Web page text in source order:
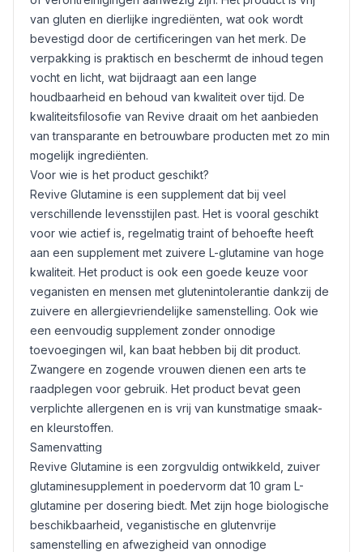
van gluten en dierlijke ingrediënten, wat ook wordt
bevestigd door de certificeringen van het merk. De
verpakking is praktisch en beschermt de inhoud tegen
vocht en licht, wat bijdraagt aan een lange
houdbaarheid en behoud van kwaliteit over tijd. De
kwaliteitsfilosofie van Revive draait om het aanbieden
van transparante en betrouwbare producten met zo min
mogelijk ingrediënten.
Voor wie is het product geschikt?
Revive Glutamine is een supplement dat bij veel
verschillende levensstijlen past. Het is vooral geschikt
voor wie actief is, regelmatig traint of behoefte heeft
aan een supplement met zuivere L-glutamine van hoge
kwaliteit. Het product is ook een goede keuze voor
veganisten en mensen met glutenintolerantie dankzij de
zuivere en allergievriendelijke samenstelling. Ook wie
een eenvoudig supplement zonder onnodige
toevoegingen wil, kan baat hebben bij dit product.
Zwangere en zogende vrouwen dienen een arts te
raadplegen voor gebruik. Het product bevat geen
verplichte allergenen en is vrij van kunstmatige smaak-
en kleurstoffen.
Samenvatting
Revive Glutamine is een zorgvuldig ontwikkeld, zuiver
glutaminesupplement in poedervorm dat 10 gram L-
glutamine per dosering biedt. Met zijn hoge biologische
beschikbaarheid, veganistische en glutenvrije
samenstelling en afwezigheid van onnodige